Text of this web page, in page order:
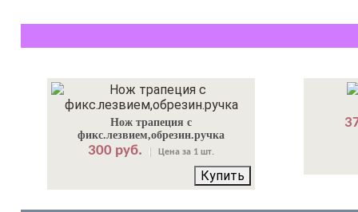
Нож трапеция с
фикс.лезвием,обрезин.ручка
300 руб. Цена за 1 шт.
Купить